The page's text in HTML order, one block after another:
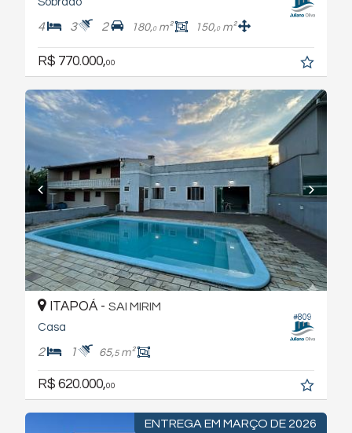
4 3 2 180,0m² 150,0m²
R$ 770.000,00
#809
ITAPOÁ - SAI MIRIM
Casa
2 1 65,5m²
R$ 620.000,00
ENTREGA EM MARÇO DE 2026